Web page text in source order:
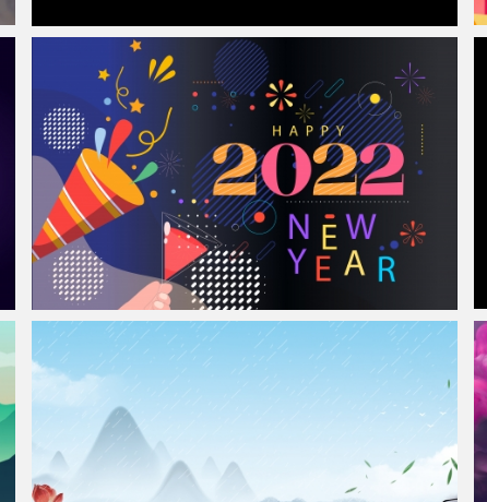
极简主义 青色 蓝色 紫色 简单背景黑色5K壁纸5120x2880
2022年新年背景 2022新年海报 2022虎年新年快乐4k壁纸